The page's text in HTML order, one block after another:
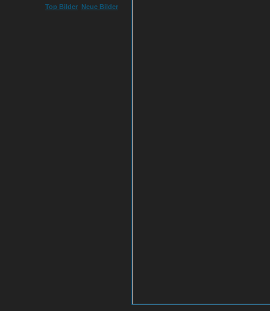
Top Bilder Neue Bilder